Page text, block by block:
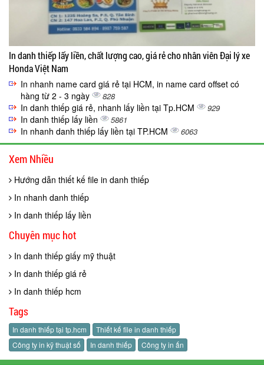
In danh thiếp lấy liền, chất lượng cao, giá rẻ cho nhân viên Đại lý xe
Honda Việt Nam
In nhanh name card giá rẻ tại HCM, in name card offset có
hàng từ 2 - 3 ngày
828
In danh thiếp giá rẻ, nhanh lấy liền tại Tp.HCM 929
In danh thiếp lấy liền 5861
In nhanh danh thiếp lấy liền tại TP.HCM 6063
Xem Nhiều
Hướng dẫn thiết kế file in danh thiếp
In nhanh danh thiếp
In danh thiếp lấy liền
Chuyên mục hot
In danh thiếp giấy mỹ thuật
In danh thiếp giá rẻ
In danh thiếp hcm
Tags
In danh thiếp tại tp.hcm
Thiết kế file in danh thiếp
Công ty in kỹ thuật số
In danh thiếp Công ty in ấn